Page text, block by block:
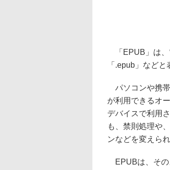
「EPUB」は、
「.epub」など
パソコンや携帯
が利用できるオ
デバイスで利用
も、禁則処理や
ンなどを変えら
EPUBは、その